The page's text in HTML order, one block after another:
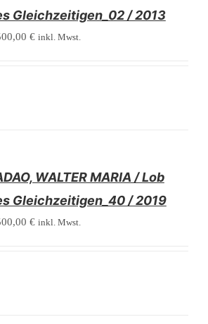
Gleichzeitigen_02 / 2013
€ inkl. Mwst.
WALTER MARIA / Lob
Gleichzeitigen_40 / 2019
€ inkl. Mwst.